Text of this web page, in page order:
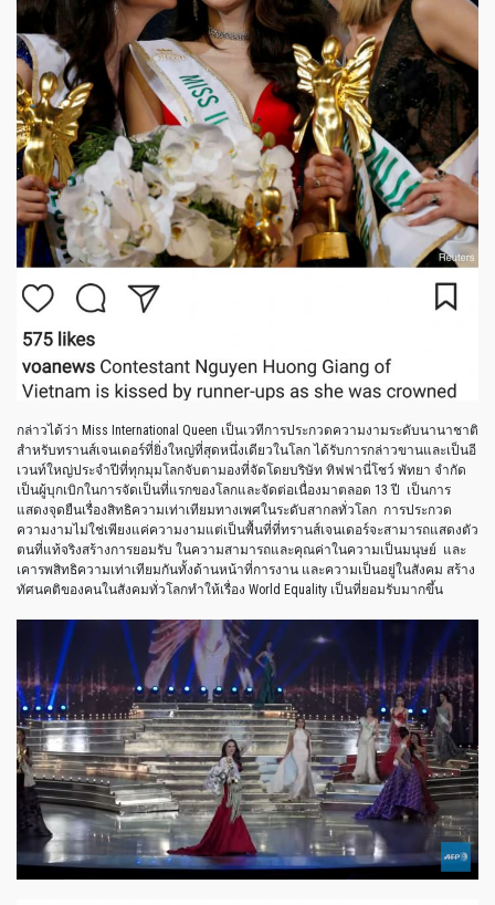
กล่าวได้ว่า Miss International Queen เป็นเวทีการประกวดความงามระดับนานาชาติ
สำหรับทรานส์เจนเดอร์ที่ยิ่งใหญ่ที่สุดหนึ่งเดียวในโลก ได้รับการกล่าวขานและเป็นอี
เวนท์ใหญ่ประจำปีที่ทุกมุมโลกจับตามองที่จัดโดยบริษัท ทิฟฟานี่โชว์ พัทยา จำกัด
เป็นผู้บุกเบิกในการจัดเป็นที่แรกของโลกและจัดต่อเนื่องมาตลอด 13 ปี เป็นการ
แสดงจุดยืนเรื่องสิทธิความเท่าเทียมทางเพศในระดับสากลทั่วโลก การประกวด
ความงามไม่ใช่เพียงแค่ความงามแต่เป็นพื้นที่ที่ทรานส์เจนเดอร์จะสามารถแสดงตัว
ตนที่แท้จริงสร้างการยอมรับ ในความสามารถและคุณค่าในความเป็นมนุษย์ และ
เคารพสิทธิความเท่าเทียมกันทั้งด้านหน้าที่การงาน และความเป็นอยู่ในสังคม สร้าง
ทัศนคติของคนในสังคมทั่วโลกทำให้เรื่อง World Equality เป็นที่ยอมรับมากขึ้น